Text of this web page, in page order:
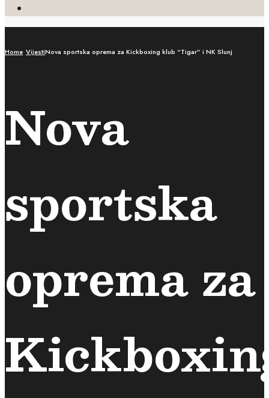
Search
Home VijestiNova sportska oprema za Kickboxing klub “Tigar” i NK Slunj
Nova
sportska
oprema za